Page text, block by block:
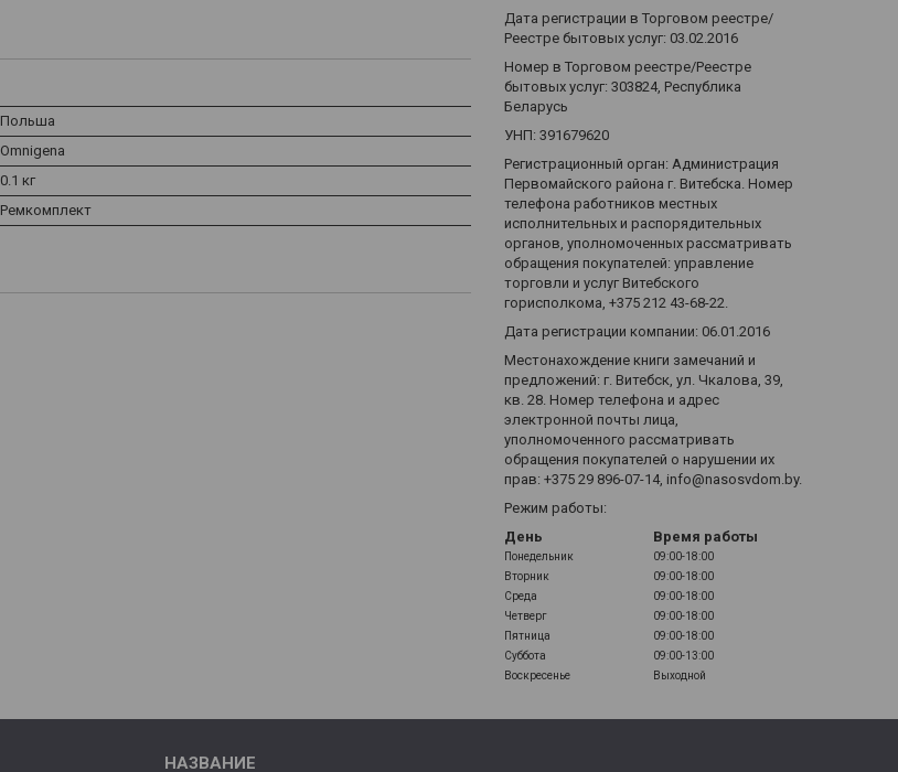
Польша
Omnigena
0.1 кг
Ремкомплект
Дата регистрации в Торговом реестре/
Реестре бытовых услуг: 03.02.2016
Номер в Торговом реестре/Реестре
бытовых услуг: 303824, Республика
Беларусь
УНП: 391679620
Регистрационный орган: Администрация
Первомайского района г. Витебска. Номер
телефона работников местных
исполнительных и распорядительных
органов, уполномоченных рассматривать
обращения покупателей: управление
торговли и услуг Витебского
горисполкома, +375 212 43-68-22.
Дата регистрации компании: 06.01.2016
Местонахождение книги замечаний и
предложений: г. Витебск, ул. Чкалова, 39,
кв. 28. Номер телефона и адрес
электронной почты лица,
уполномоченного рассматривать
обращения покупателей о нарушении их
прав: +375 29 896-07-14, info@nasosvdom.by.
Режим работы:
День
Время работы
Понедельник
09:00-18:00
Вторник
09:00-18:00
Среда
09:00-18:00
Четверг
09:00-18:00
Пятница
09:00-18:00
Суббота
09:00-13:00
Воскресенье
Выходной